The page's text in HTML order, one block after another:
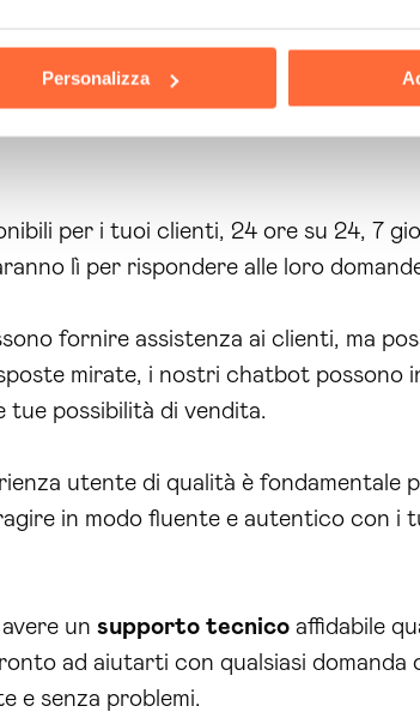
Personalizza
Ecco perché dovresti scegliere
il servizio clienti,
tempo e risorse preziose, oltre
per i tuoi clienti, 24 ore su 24, 7
lì per rispondere alle loro
fornire assistenza ai clienti, ma
mirate, i nostri chatbot possono
tue possibilità di vendita.
utente di qualità è fondamentale
in modo fluente e autentico con i
un supporto tecnico affidabile
ad aiutarti con qualsiasi domanda
e senza problemi.